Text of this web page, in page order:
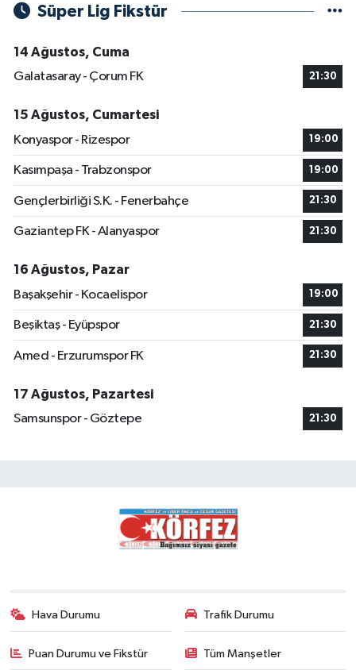
Süper Lig Fikstür
14 Ağustos, Cuma
Galatasaray - Çorum FK
21:30
15 Ağustos, Cumartesi
Konyaspor - Rizespor
19:00
Kasımpaşa - Trabzonspor 19:00
Gençlerbirliği S.K. - Fenerbahçe 21:30
Gaziantep FK - Alanyaspor 21:30
16 Ağustos, Pazar
Başakşehir - Kocaelispor
19:00
Beşiktaş - Eyüpspor 21:30
Amed - Erzurumspor FK 21:30
17 Ağustos, Pazartesi
Samsunspor - Göztepe
21:30
Hava Durumu Trafik Durumu
Puan Durumu ve Fikstür Tüm Manşetler